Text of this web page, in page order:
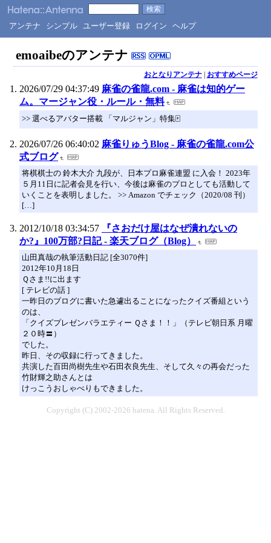
アンテナ シンプル ユーザー登録 ログイン ヘルプ
emoaibeのアンテナ
おとなりアンテナ| おすすめページ
2026/07/29 04:37:49 麻雀の雀龍.com - 麻雀は知的ゲー
ム。マージャン役・ルール・無料
>> 選べるアバター搭載 「マルジャン」特集🀄
2026/07/26 06:40:02 麻雀りゅうBlog - 麻雀の雀龍.com公
式ブログ
将棋棋士の 鈴木大介 九段が、日本プロ麻雀連盟 に入会！ 2023年
５月11日に記者会見を行い、今後は麻雀のプロとしても活動して
いくことを表明しました。 >> Amazon でチェック（2020/08 刊）
[…]
2012/10/18 03:34:57
『さおだけ屋はなぜ潰れないの
か?』100万部?日記 - 楽天ブログ（Blog）
山田真哉の執筆活動日記 [全3070件]
2012年10月18日
Ｑさま!!に出ます
[ テレビの話 ]
一昨日のブログに書いた急遽出ることになったクイズ番組という
のは、
「クイズプレゼンバラエティー Ｑさま！！」（テレビ朝日系 月曜
２０時〓）
でした。
昨日、その収録に行ってきました。
共演した百田尚樹先生や石田衣良先生、そして久々の再会だった
竹財輝之助さんとは
けっこうおしゃべりもできました。
Copyright (C) 2002-2026 hatena. All Rights Reserved.